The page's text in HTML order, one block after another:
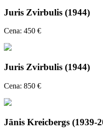
Juris Zvirbulis (1944)
Cena: 450 €
Juris Zvirbulis (1944)
Cena: 850 €
Jānis Kreicbergs (1939-